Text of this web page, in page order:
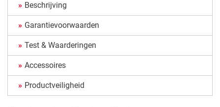
Beschrijving
Garantievoorwaarden
Test & Waarderingen
Accessoires
Productveiligheid